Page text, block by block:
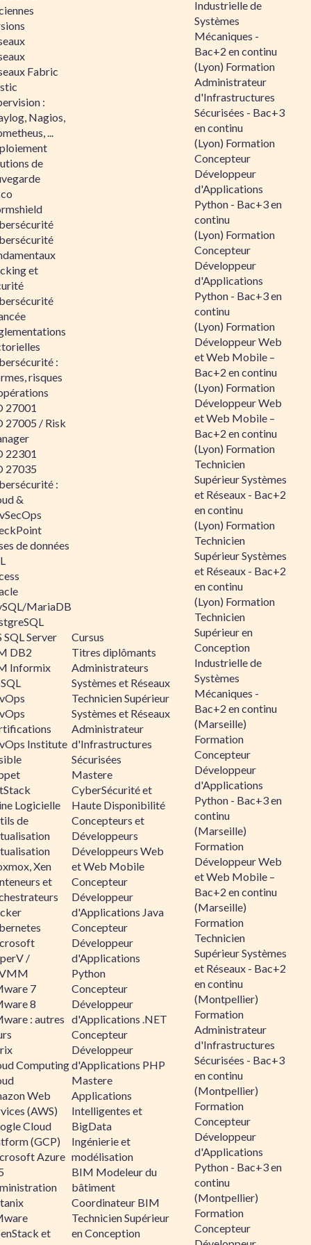
Fabric
:
Nagios,
...
de
et
:
risques
27001
27005 / Risk
22301
27035
:
&
de données
MariaDB
SQL Server
DB2
Informix
Institute
Logicielle
de
Xen
et
/
7
8
: autres
Computing
Web
(AWS)
Cloud
(GCP)
Azure
et
Cursus
Titres diplômants
Administrateurs
Systèmes et Réseaux
Technicien Supérieur
Systèmes et Réseaux
Administrateur
d'Infrastructures
Sécurisées
Mastere
CyberSécurité et
Haute Disponibilité
Concepteurs et
Développeurs
Développeurs Web
et Web Mobile
Concepteur
Développeur
d'Applications Java
Concepteur
Développeur
d'Applications
Python
Concepteur
Développeur
d'Applications .NET
Concepteur
Développeur
d'Applications PHP
Mastere
Applications
Intelligentes et
BigData
Ingénierie et
modélisation
BIM Modeleur du
bâtiment
Coordinateur BIM
Technicien Supérieur
en Conception
Industrielle de
Systèmes
Mécaniques -
Bac+2 en continu
(Lyon) Formation
Administrateur
d'Infrastructures
Sécurisées - Bac+3
en continu
(Lyon) Formation
Concepteur
Développeur
d'Applications
Python - Bac+3 en
continu
(Lyon) Formation
Concepteur
Développeur
d'Applications
Python - Bac+3 en
continu
(Lyon) Formation
Développeur Web
et Web Mobile –
Bac+2 en continu
(Lyon) Formation
Développeur Web
et Web Mobile –
Bac+2 en continu
(Lyon) Formation
Technicien
Supérieur Systèmes
et Réseaux - Bac+2
en continu
(Lyon) Formation
Technicien
Supérieur Systèmes
et Réseaux - Bac+2
en continu
(Lyon) Formation
Technicien
Supérieur en
Conception
Industrielle de
Systèmes
Mécaniques -
Bac+2 en continu
(Marseille)
Formation
Concepteur
Développeur
d'Applications
Python - Bac+3 en
continu
(Marseille)
Formation
Développeur Web
et Web Mobile –
Bac+2 en continu
(Marseille)
Formation
Technicien
Supérieur Systèmes
et Réseaux - Bac+2
en continu
(Montpellier)
Formation
Administrateur
d'Infrastructures
Sécurisées - Bac+3
en continu
(Montpellier)
Formation
Concepteur
Développeur
d'Applications
Python - Bac+3 en
continu
(Montpellier)
Formation
Concepteur